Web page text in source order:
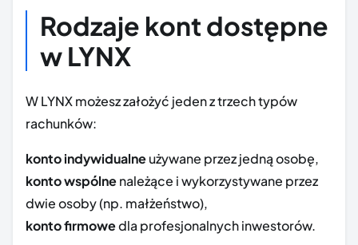
Rodzaje kont dostępne
w LYNX
W LYNX możesz założyć jeden z trzech typów
rachunków:
konto indywidualneużywane przez jedną osobę,
konto wspólnenależące i wykorzystywane przez
dwie osoby (np. małżeństwo),
konto firmowedla profesjonalnych inwestorów.